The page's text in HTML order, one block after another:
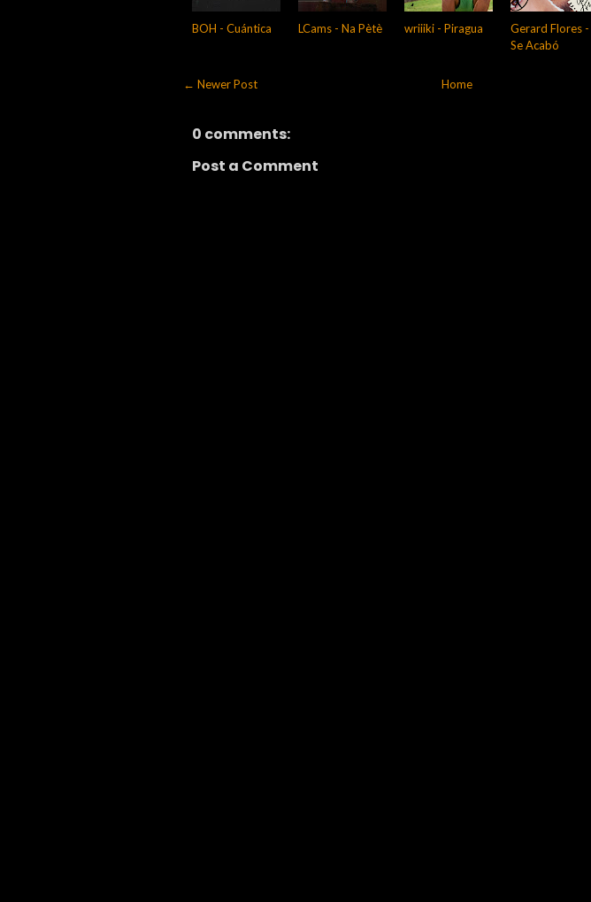
BOH - Cuántica LCams - Na Pètè wriiiki - Piragua
Gerard Flores -
Se Acabó
← Newer Post Home
0 comments:
Post a Comment